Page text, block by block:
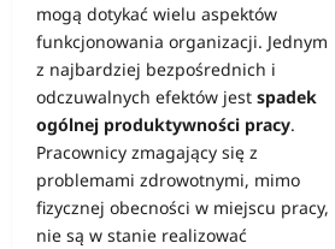
mogą dotykać wielu aspektów
funkcjonowania organizacji. Jednym
z najbardziej bezpośrednich i
odczuwalnych efektów jest spadek
ogólnej produktywności pracy.
Pracownicy zmagający się z
problemami zdrowotnymi, mimo
fizycznej obecności w miejscu pracy,
nie są w stanie realizować